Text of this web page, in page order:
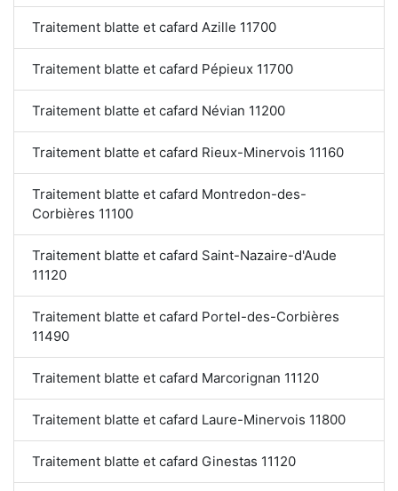
Traitement blatte et cafard Azille 11700
Traitement blatte et cafard Pépieux 11700
Traitement blatte et cafard Névian 11200
Traitement blatte et cafard Rieux-Minervois 11160
Traitement blatte et cafard Montredon-des-
Corbières 11100
Traitement blatte et cafard Saint-Nazaire-d'Aude
11120
Traitement blatte et cafard Portel-des-Corbières
11490
Traitement blatte et cafard Marcorignan 11120
Traitement blatte et cafard Laure-Minervois 11800
Traitement blatte et cafard Ginestas 11120